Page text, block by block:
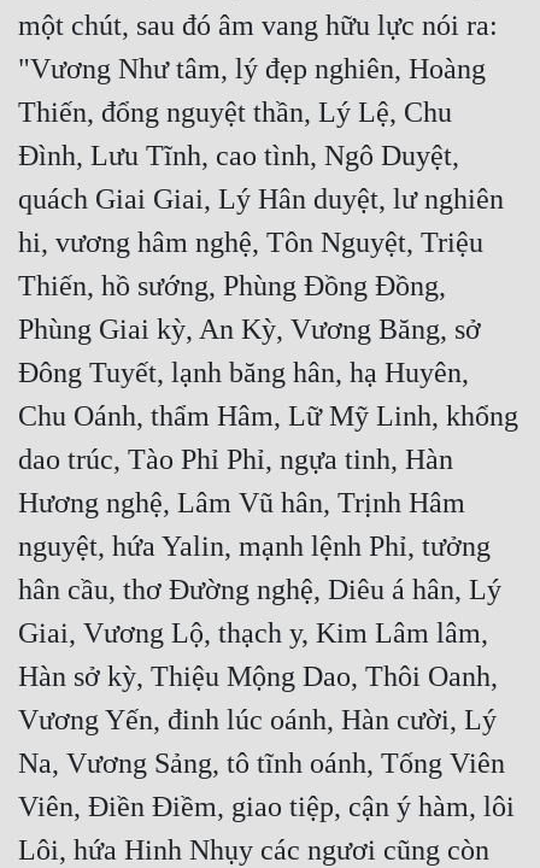
một chút, sau đó âm vang hữu lực nói ra:
"Vương Như tâm, lý đẹp nghiên, Hoàng
Thiến, đổng nguyệt thần, Lý Lệ, Chu
Đình, Lưu Tĩnh, cao tình, Ngô Duyệt,
quách Giai Giai, Lý Hân duyệt, lư nghiên
hi, vương hâm nghệ, Tôn Nguyệt, Triệu
Thiến, hồ sướng, Phùng Đồng Đồng,
Phùng Giai kỳ, An Kỳ, Vương Băng, sở
Đông Tuyết, lạnh băng hân, hạ Huyên,
Chu Oánh, thẩm Hâm, Lữ Mỹ Linh, khổng
dao trúc, Tào Phỉ Phỉ, ngựa tinh, Hàn
Hương nghệ, Lâm Vũ hân, Trịnh Hâm
nguyệt, hứa Yalin, mạnh lệnh Phỉ, tưởng
hân cầu, thơ Đường nghệ, Diêu á hân, Lý
Giai, Vương Lộ, thạch y, Kim Lâm lâm,
Hàn sở kỳ, Thiệu Mộng Dao, Thôi Oanh,
Vương Yến, đinh lúc oánh, Hàn cười, Lý
Na, Vương Sảng, tô tĩnh oánh, Tống Viên
Viên, Điền Điềm, giao tiệp, cận ý hàm, lôi
Lôi, hứa Hinh Nhụy các ngươi cũng còn